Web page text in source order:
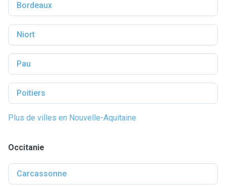
Bordeaux
Niort
Pau
Poitiers
Plus de villes en Nouvelle-Aquitaine
Occitanie
Carcassonne